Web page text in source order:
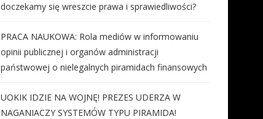
doczekamy się wreszcie prawa i sprawiedliwości?
PRACA NAUKOWA: Rola mediów w informowaniu
opinii publicznej i organów administracji
państwowej o nielegalnych piramidach finansowych
UOKIK IDZIE NA WOJNĘ! PREZES UDERZA W
NAGANIACZY SYSTEMÓW TYPU PIRAMIDA!